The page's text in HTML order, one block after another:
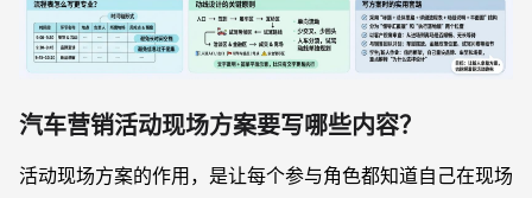
汽车营销活动现场方案要写哪些内容？
活动现场方案的作用，是让每个参与角色都知道自己在现场